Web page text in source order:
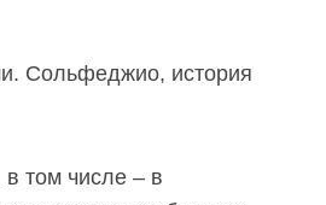
Сольфеджио, история
том числе – в